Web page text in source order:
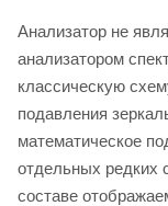
Анализатор не
анализатором
классическую
подавления
математическое
отдельных редких
составе